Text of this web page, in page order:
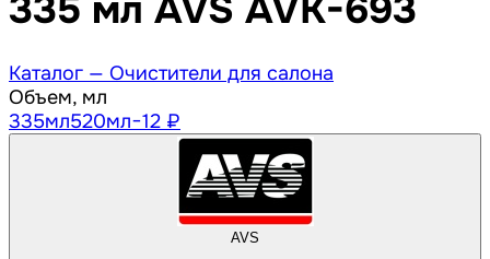
335 мл AVS AVK-693
Каталог — Очистители для салона
Объем, мл
335мл520мл−12 ₽
AVS